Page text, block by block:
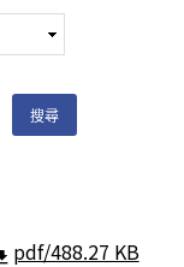
pdf/488.27 KB